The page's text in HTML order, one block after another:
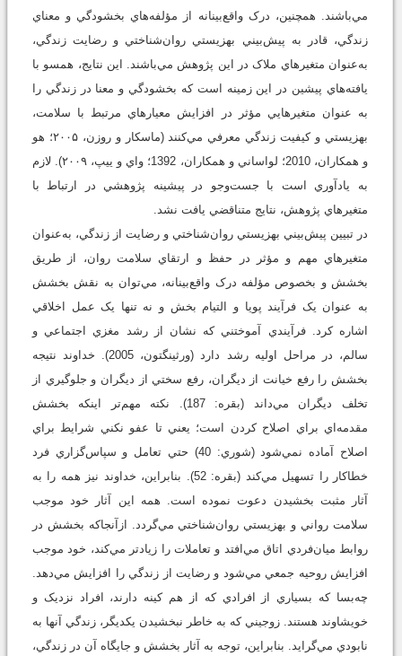
مي‌باشند. همچنين، درک واقع‌بينانه از مؤلفه‌هاي بخشودگي و معناي
زندگي، قادر به پيش‌بيني بهزيستي روان‌شناختي و رضايت زندگي،
به‌عنوان متغيرهاي ملاک در اين پژوهش مي‌باشند. اين نتايج، همسو با
يافته‌هاي پيشين در اين زمينه است که بخشودگي و معنا در زندگي را
به عنوان متغيرهايي مؤثر در افزايش معيارهاي مرتبط با سلامت،
بهزيستي و کيفيت زندگي معرفي مي‌کنند (ماسکار و روزن، ۲۰۰۵؛ هو
و همکاران، 2010؛ لواساني و همکاران، 1392؛ واي و ييپ، ۲۰۰۹). لازم
به يادآوري است با جست‌وجو در پيشينه پژوهشي در ارتباط با
متغيرهاي پژوهش، نتايج متناقضي يافت نشد.
در تبيين پيش‌بيني بهزيستي روان‌شناختي و رضايت از زندگي، به‌عنوان
متغيرهاي مهم و مؤثر در حفظ و ارتقاي سلامت روان، از طريق
بخشش و بخصوص مؤلفه درک واقع‌بينانه، مي‌توان به نقش بخشش
به عنوان يک فرآيند پويا و التيام بخش و نه تنها يک عمل اخلاقي
اشاره کرد. فرآيندي آموختني که نشان از رشد مغزي اجتماعي و
سالم، در مراحل اوليه رشد دارد (ورثينگتون، 2005). خداوند نتيجه
بخشش را رفع خيانت از ديگران، رفع سختي از ديگران و جلوگيري از
تخلف ديگران مي‌داند (بقره: 187). نکته مهم‌تر اينکه بخشش
مقدمه‌اي براي اصلاح کردن است؛ يعني تا عفو نکني شرايط براي
اصلاح آماده نمي‌شود (شوري: 40) حتي تعامل و سپاس‌گزاري فرد
خطاکار را تسهيل مي‌کند (بقره: 52). بنابراين، خداوند نيز همه را به
آثار مثبت بخشيدن دعوت نموده است. همه اين آثار خود موجب
سلامت رواني و بهزيستي روان‌شناختي مي‌گردد. ازآنجاکه بخشش در
روابط ميان‌فردي اتاق مي‌افتد و تعاملات را زيادتر مي‌کند، خود موجب
افزايش روحيه جمعي مي‌شود و رضايت از زندگي را افزايش مي‌دهد.
چه‌بسا که بسياري از افرادي که از هم کينه دارند، افراد نزديک و
خويشاوند هستند. زوجيني که به خاطر نبخشيدن يکديگر، زندگي آنها به
نابودي مي‌گرايد. بنابراين، توجه به آثار بخشش و جايگاه آن در زندگي،